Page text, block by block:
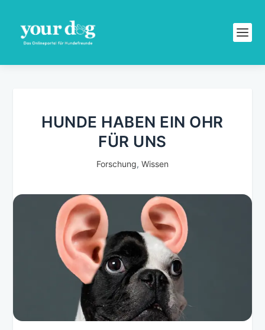
HUNDE HABEN EIN OHR
FÜR UNS
Forschung, Wissen